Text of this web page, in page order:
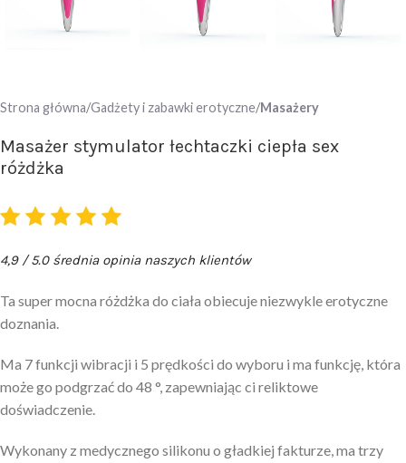
Strona główna Gadżety i zabawki erotyczne Masażery
Masażer stymulator łechtaczki ciepła sex
różdżka
4,9 / 5.0 średnia opinia naszych klientów
Ta super mocna różdżka do ciała obiecuje niezwykle erotyczne
doznania.
Ma 7 funkcji wibracji i 5 prędkości do wyboru i ma funkcję, która
może go podgrzać do 48 °, zapewniając ci reliktowe
doświadczenie.
Wykonany z medycznego silikonu o gładkiej fakturze, ma trzy